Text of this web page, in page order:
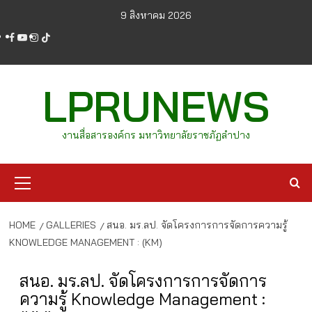
content
9 สิงหาคม 2026
facebook
youtube
instagram
tiktok
LPRUNEWS
งานสื่อสารองค์กร มหาวิทยาลัยราชภัฏลำปาง
Menu
HOME GALLERIES
สนอ. มร.ลป. จัดโครงการการจัดการความรู้
KNOWLEDGE MANAGEMENT : (KM)
สนอ. มร.ลป. จัดโครงการการจัดการ
ความรู้ Knowledge Management :